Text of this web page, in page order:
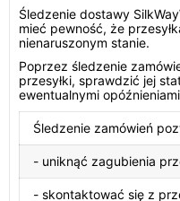
Śledzenie dostawy
mieć pewność, że
nienaruszonym stanie.
Poprzez śledzenie
przesyłki, sprawdzić jej
ewentualnymi
Śledzenie zamówień
- uniknąć zagubienia
- skontaktować się z